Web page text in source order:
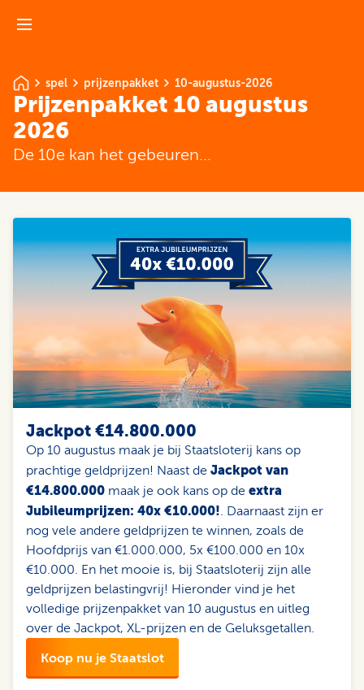
spel prijzenpakket 10-augustus-2026
Prijzenpakket 10 augustus
2026
De 10e kan het gebeuren...
Jackpot €14.800.000
Op 10 augustus maak je bij Staatsloterij kans op
prachtige geldprijzen! Naast de Jackpot van
€14.800.000 maak je ook kans op de extra
Jubileumprijzen: 40x €10.000! . Daarnaast zijn er
nog vele andere geldprijzen te winnen, zoals de
Hoofdprijs van €1.000.000, 5x €100.000 en 10x
€10.000. En het mooie is, bij Staatsloterij zijn alle
geldprijzen belastingvrij! Hieronder vind je het
volledige prijzenpakket van 10 augustus en uitleg
over de Jackpot, XL-prijzen en de Geluksgetallen.
Koop nu je Staatslot